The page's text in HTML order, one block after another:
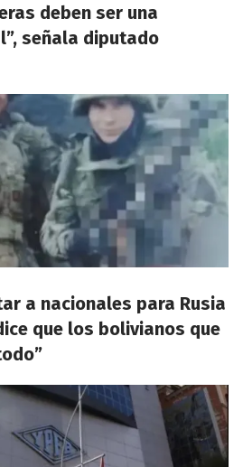
deben ser una
señala diputado
a nacionales para Rusia
que los bolivianos que